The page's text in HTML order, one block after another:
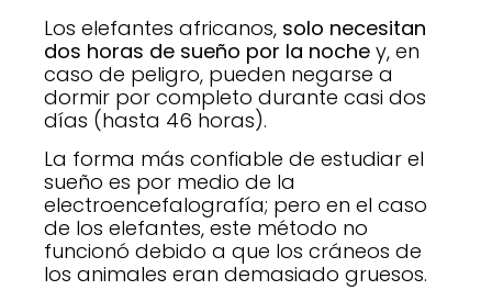
Los elefantes africanos, solo necesitan
dos horas de sueño por la noche y, en
caso de peligro, pueden negarse a
dormir por completo durante casi dos
días (hasta 46 horas).
La forma más confiable de estudiar el
sueño es por medio de la
electroencefalografía; pero en el caso
de los elefantes, este método no
funcionó debido a que los cráneos de
los animales eran demasiado gruesos.